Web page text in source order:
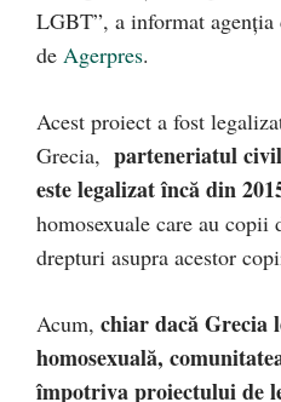
LGBT”, a informat agenţia
de Agerpres.
Acest proiect a fost
Grecia, parteneriatul
este legalizat încă din
homosexuale care au
drepturi asupra acestor
Acum, chiar dacă Grecia
homosexuală,
împotriva proiectului de